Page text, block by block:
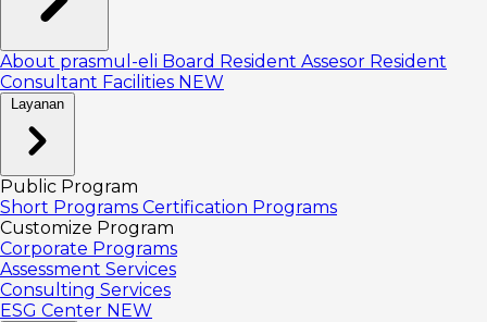
About prasmul-eli Board Resident Assesor Resident
Consultant Facilities NEW
Layanan
Public Program
Short Programs Certification Programs
Customize Program
Corporate Programs
Assessment Services
Consulting Services
ESG Center NEW